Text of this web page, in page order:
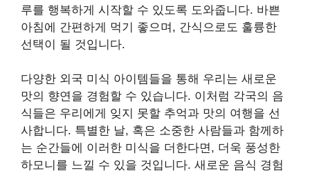
루를 행복하게 시작할 수 있도록 도와줍니다. 바쁜
아침에 간편하게 먹기 좋으며, 간식으로도 훌륭한
선택이 될 것입니다.
다양한 외국 미식 아이템들을 통해 우리는 새로운
맛의 향연을 경험할 수 있습니다. 이처럼 각국의 음
식들은 우리에게 잊지 못할 추억과 맛의 여행을 선
사합니다. 특별한 날, 혹은 소중한 사람들과 함께하
는 순간들에 이러한 미식을 더한다면, 더욱 풍성한
하모니를 느낄 수 있을 것입니다. 새로운 음식 경험